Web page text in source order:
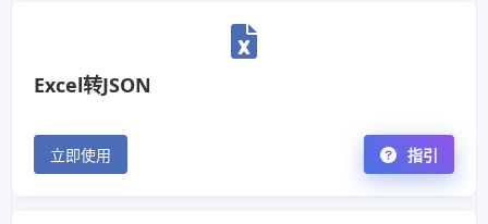
Excel转JSON
立即使用 指引